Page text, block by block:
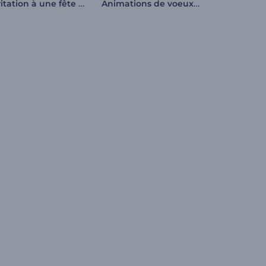
Invitation à une fête d'anniversaire Animations de voeux Setsubun